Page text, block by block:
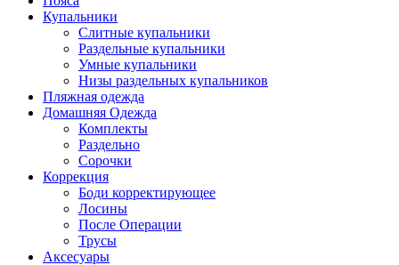
Купальники
Слитные купальники
Раздельные купальники
Умные купальники
Низы раздельных купальников
Пляжная одежда
Домашняя Одежда
Комплекты
Раздельно
Сорочки
Коррекция
Боди корректирующее
Лосины
После Операции
Трусы
Аксесуары